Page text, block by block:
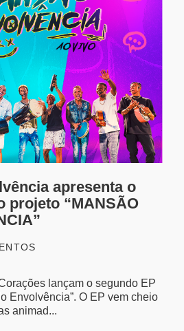
apresenta o
projeto “MANSÃO
lançam o segundo EP
Envolvência”. O EP vem cheio
animad...